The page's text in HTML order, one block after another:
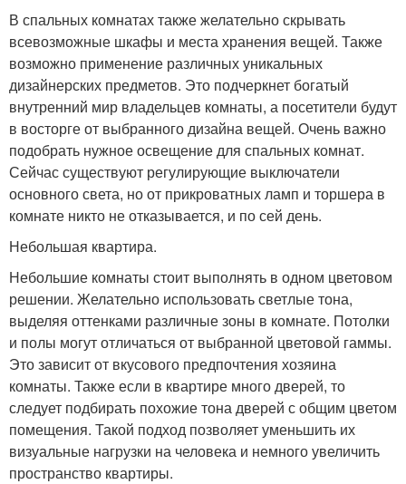
В спальных комнатах также желательно скрывать
всевозможные шкафы и места хранения вещей. Также
возможно применение различных уникальных
дизайнерских предметов. Это подчеркнет богатый
внутренний мир владельцев комнаты, а посетители будут
в восторге от выбранного дизайна вещей. Очень важно
подобрать нужное освещение для спальных комнат.
Сейчас существуют регулирующие выключатели
основного света, но от прикроватных ламп и торшера в
комнате никто не отказывается, и по сей день.
Небольшая квартира.
Небольшие комнаты стоит выполнять в одном цветовом
решении. Желательно использовать светлые тона,
выделяя оттенками различные зоны в комнате. Потолки
и полы могут отличаться от выбранной цветовой гаммы.
Это зависит от вкусового предпочтения хозяина
комнаты. Также если в квартире много дверей, то
следует подбирать похожие тона дверей с общим цветом
помещения. Такой подход позволяет уменьшить их
визуальные нагрузки на человека и немного увеличить
пространство квартиры.